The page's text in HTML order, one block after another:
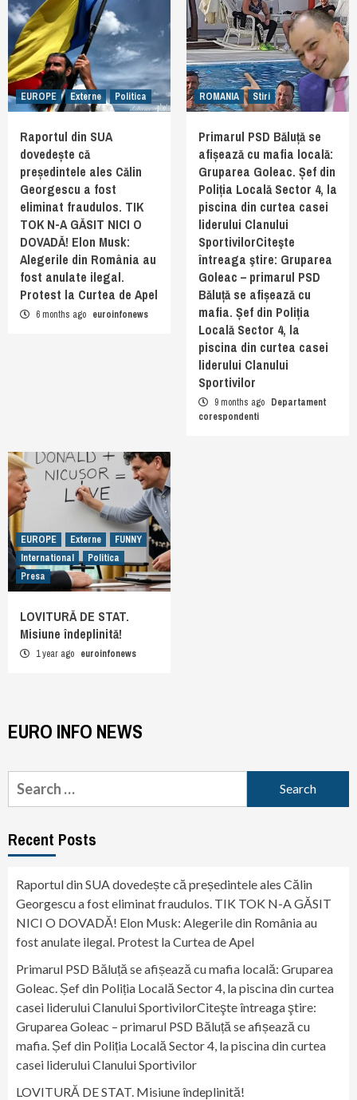
EUROPE Externe Politica
Raportul din SUA
dovedește că
președintele ales Călin
Georgescu a fost
eliminat fraudulos. TIK
TOK N-A GĂSIT NICI O
DOVADĂ! Elon Musk:
Alegerile din România au
fost anulate ilegal.
Protest la Curtea de Apel
6 months ago euroinfonews
ROMANIA Stiri
Primarul PSD Băluță se
afișează cu mafia locală:
Gruparea Goleac. Șef din
Poliția Locală Sector 4, la
piscina din curtea casei
liderului Clanului
SportivilorCiteşte
întreaga ştire: Gruparea
Goleac – primarul PSD
Băluță se afișează cu
mafia. Șef din Poliția
Locală Sector 4, la
piscina din curtea casei
liderului Clanului
Sportivilor
9 months ago Departament
corespondenti
EUROPE Externe
FUNNY
International
Politica
Presa
LOVITURĂ DE STAT.
Misiune îndeplinită!
1 year ago euroinfonews
EURO INFO NEWS
Search
for:
Recent Posts
Raportul din SUA dovedește că președintele ales Călin
Georgescu a fost eliminat fraudulos. TIK TOK N-A GĂSIT
NICI O DOVADĂ! Elon Musk: Alegerile din România au
fost anulate ilegal. Protest la Curtea de Apel
Primarul PSD Băluță se afișează cu mafia locală: Gruparea
Goleac. Șef din Poliția Locală Sector 4, la piscina din curtea
casei liderului Clanului SportivilorCiteşte întreaga ştire:
Gruparea Goleac – primarul PSD Băluță se afișează cu
mafia. Șef din Poliția Locală Sector 4, la piscina din curtea
casei liderului Clanului Sportivilor
LOVITURĂ DE STAT. Misiune îndeplinită!